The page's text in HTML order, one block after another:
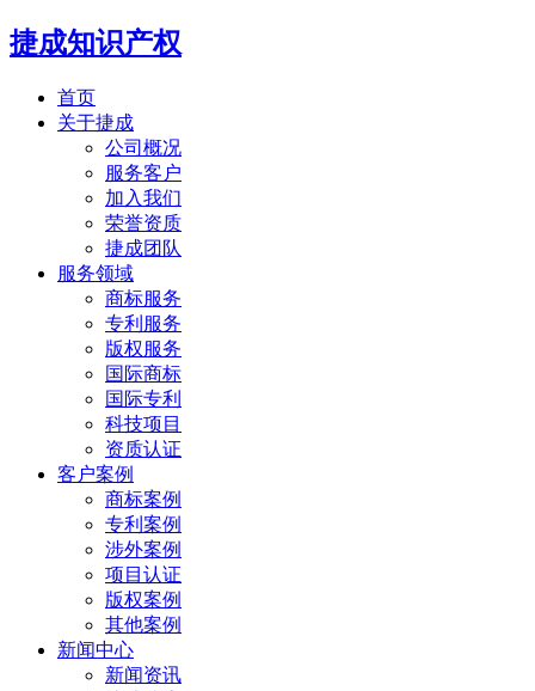
捷成知识产权
首页
关于捷成
公司概况
服务客户
加入我们
荣誉资质
捷成团队
服务领域
商标服务
专利服务
版权服务
国际商标
国际专利
科技项目
资质认证
客户案例
商标案例
专利案例
涉外案例
项目认证
版权案例
其他案例
新闻中心
新闻资讯